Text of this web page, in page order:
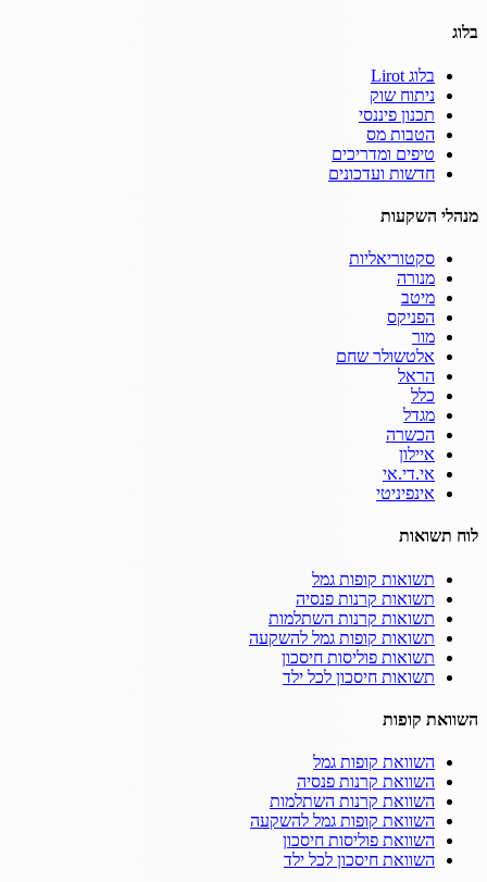
בלוג
בלוג Lirot
ניתוח שוק
תכנון פיננסי
הטבות מס
טיפים ומדריכים
חדשות ועדכונים
מנהלי השקעות
סקטוריאליות
מנורה
מיטב
הפניקס
מור
אלטשולר שחם
הראל
כלל
מגדל
הכשרה
איילון
אי.די.אי
אינפיניטי
לוח תשואות
תשואות קופות גמל
תשואות קרנות פנסיה
תשואות קרנות השתלמות
תשואות קופות גמל להשקעה
תשואות פוליסות חיסכון
תשואות חיסכון לכל ילד
השוואת קופות
השוואת קופות גמל
השוואת קרנות פנסיה
השוואת קרנות השתלמות
השוואת קופות גמל להשקעה
השוואת פוליסות חיסכון
השוואת חיסכון לכל ילד